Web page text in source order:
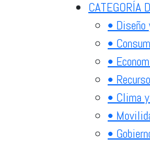
CATEGORÍA
•
•
•
•
• Clima
•
•